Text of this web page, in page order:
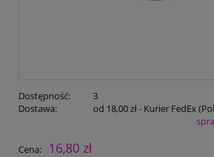
Dostępność:
3
Dostawa:
od 18,00 zł- Kurier FedEx
Cena nie zawiera ewentualnych kosztów
Cena: 16,80 zł